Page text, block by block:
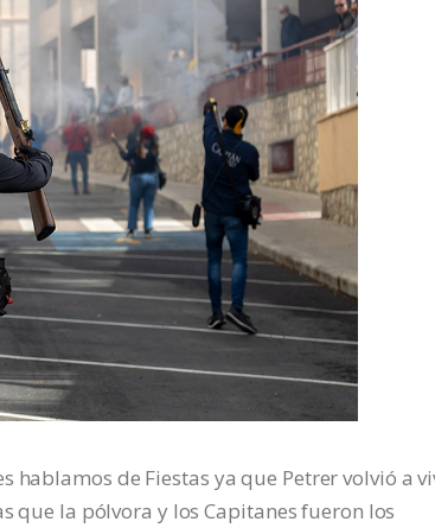
hablamos de Fiestas ya que Petrer volvió a
que la pólvora y los Capitanes fueron los